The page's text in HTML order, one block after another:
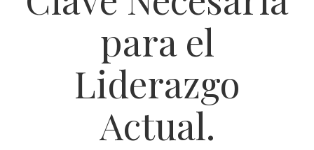
para el
Liderazgo
Actual.